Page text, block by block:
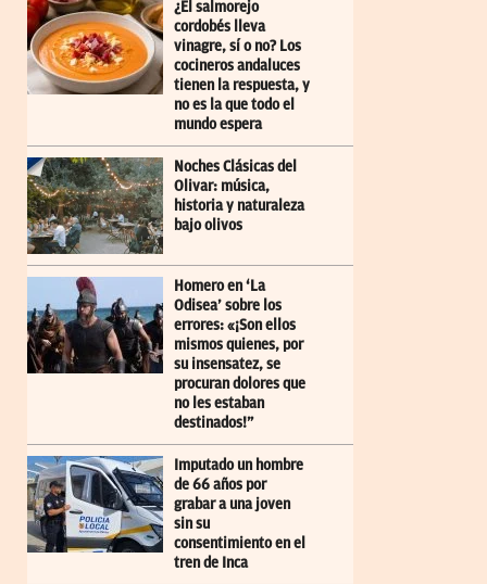
¿El salmorejo
cordobés lleva
vinagre, sí o no? Los
cocineros andaluces
tienen la respuesta, y
no es la que todo el
mundo espera
Noches Clásicas del
Olivar: música,
historia y naturaleza
bajo olivos
Homero en ‘La
Odisea’ sobre los
errores: «¡Son ellos
mismos quienes, por
su insensatez, se
procuran dolores que
no les estaban
destinados!”
Imputado un hombre
de 66 años por
grabar a una joven
sin su
consentimiento en el
tren de Inca